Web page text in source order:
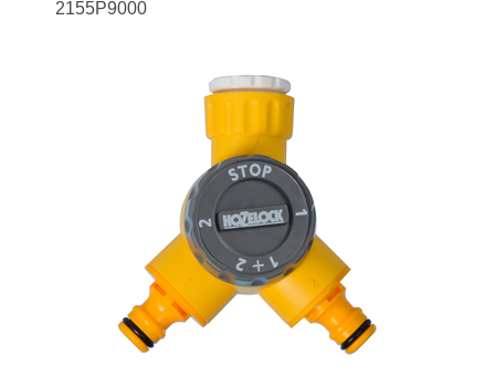
2155P9000